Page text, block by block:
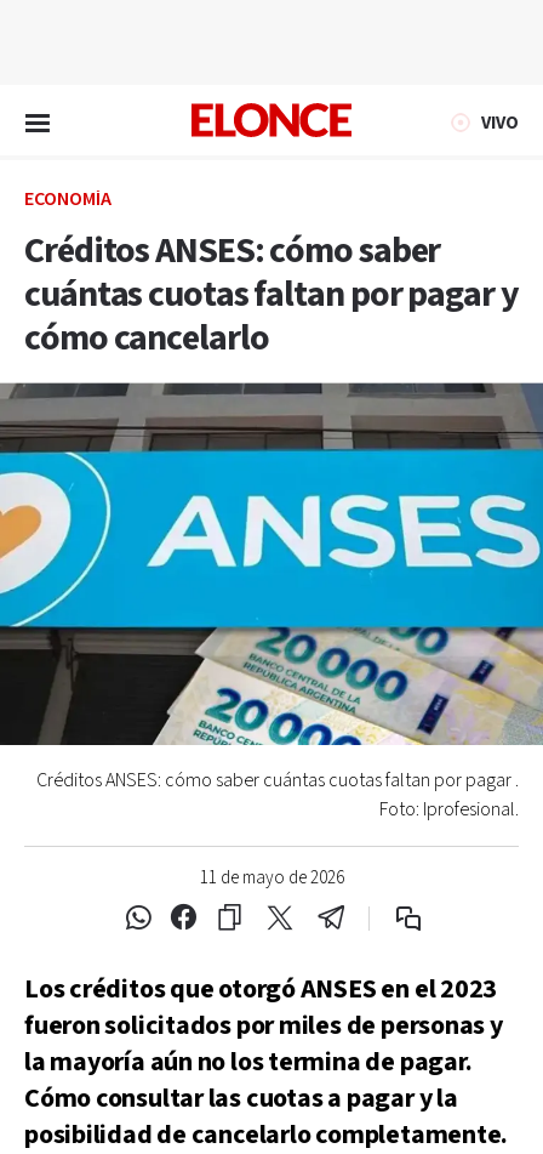
VIVO
ECONOMÍA
Créditos ANSES: cómo saber
cuántas cuotas faltan por pagar y
cómo cancelarlo
11 de mayo de 2026
Créditos ANSES: cómo saber cuántas cuotas faltan por pagar .
Foto: Iprofesional.
Los créditos que otorgó ANSES en el 2023
fueron solicitados por miles de personas y
la mayoría aún no los termina de pagar.
Cómo consultar las cuotas a pagar y la
posibilidad de cancelarlo completamente.